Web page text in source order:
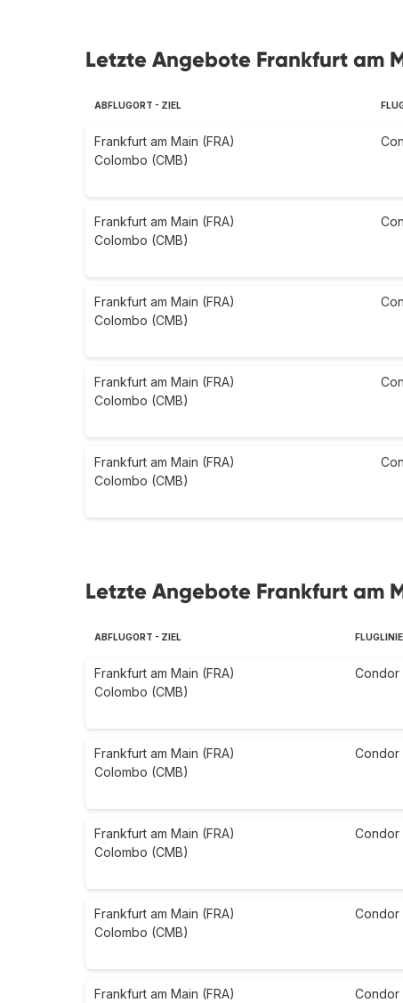
Letzte Angebote Frankfurt am
ABFLUGORT - ZIEL
Frankfurt am Main (FRA)
Colombo (CMB)
Frankfurt am Main (FRA)
Colombo (CMB)
Frankfurt am Main (FRA)
Colombo (CMB)
Frankfurt am Main (FRA)
Colombo (CMB)
Frankfurt am Main (FRA)
Colombo (CMB)
Letzte Angebote Frankfurt am
ABFLUGORT - ZIEL
Frankfurt am Main (FRA)
Colombo (CMB)
Condor
Frankfurt am Main (FRA)
Colombo (CMB)
Condor
Frankfurt am Main (FRA)
Colombo (CMB)
Condor
Frankfurt am Main (FRA)
Colombo (CMB)
Condor
Frankfurt am Main (FRA)
Condor